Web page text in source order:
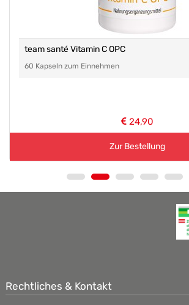
team santé Vitamin C OPC
60 Kapseln zum Einnehmen
24,90
Zur Bestellung
Rechtliches & Kontakt